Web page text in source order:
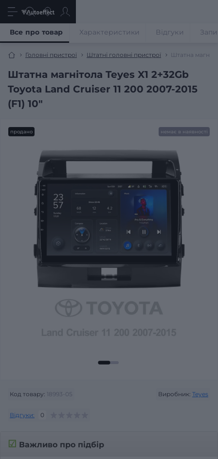
Головні пристрої Штатні головні пристрої Штатна
Штатна магнітола Teyes X1 2+32Gb
Toyota Land Cruiser 11 200 2007-2015
(F1) 10"
Все про товар Характеристики Відгуки
продано немає в наявності
Код товару: 18993-05 Виробник: Teyes
Відгуки: 0
☑ Важливо про підбір